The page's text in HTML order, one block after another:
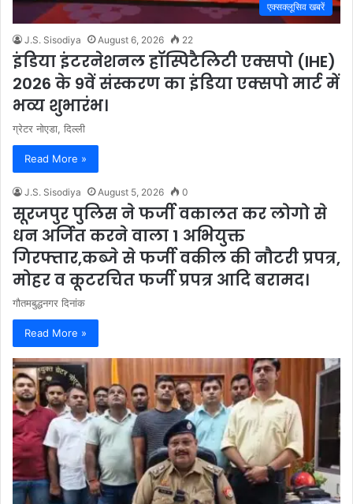
एक्सक्लूसिव खबरें
J.S. Sisodiya August 6, 2026 22
इंडिया इंटरनेशनल हॉस्पिटैलिटी एक्सपो (IHE)
2026 के 9वें संस्करण का इंडिया एक्सपो मार्ट में
भव्य शुभारंभ।
ग्रेटर नोएडा, दिल्ली
Read More »
J.S. Sisodiya August 5, 2026 0
सूरजपुर पुलिस ने फर्जी वकालत कर लोगो से
धन अर्जित करने वाला 1 अभियुक्त
गिरफ्तार,कब्जे से फर्जी वकील की नौटरी प्रपत्र,
मोहर व कूटरचित फर्जी प्रपत्र आदि बरामद।
गौतमबुद्धनगर दिनांक
Read More »